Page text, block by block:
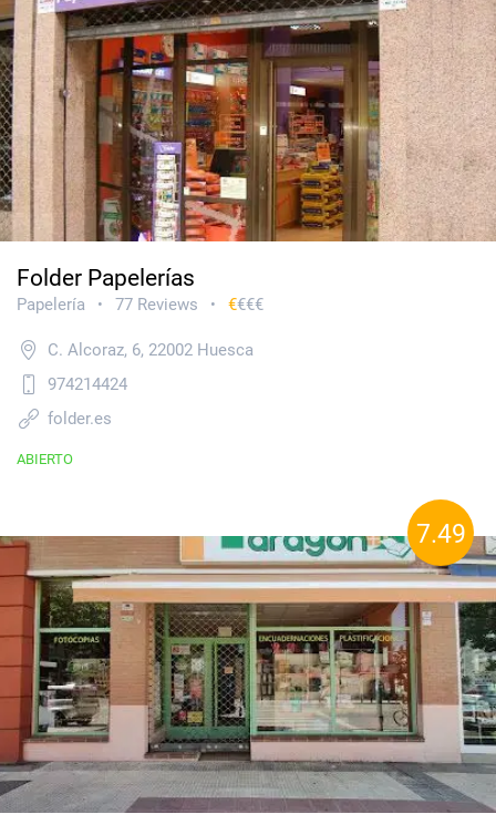
Folder Papelerías
Papelería • 77 Reviews • €€€€
C. Alcoraz, 6, 22002 Huesca
974214424
folder.es
ABIERTO
7.49